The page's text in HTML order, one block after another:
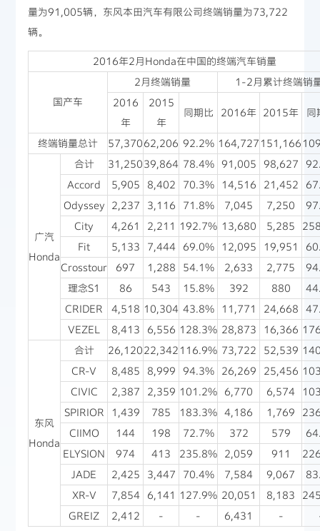
量为91,005辆，东风本田汽车有限公司终端销量为73,722
辆。
2016年2月Honda在中国的终端汽车销量
国产车
2月终端销量
1-2月累计终端销
2016
年
2015
年
同期比 2016年 2015年 同
终端销量总计 57,37062,206 92.2% 164,727 151,166
广汽
Honda
合计 31,25039,864 78.4% 91,005 98,627
Accord
5,905 8,402 70.3% 14,516 21,452
Odyssey
2,237 3,116 71.8% 7,045 7,250
City
4,261 2,211 192.7% 13,680 5,285
Fit
5,133 7,444 69.0% 12,095 19,951
Crosstour
697 1,288 54.1% 2,633 2,775
理念S1
86 543 15.8% 392 880
CRIDER
4,518 10,304 43.8% 11,771 24,668
VEZEL
8,413 6,556 128.3% 28,873 16,366
东风
Honda
合计 26,12022,342 116.9% 73,722 52,539
CR-V
8,485 8,999 94.3% 26,269 25,456
CIVIC
2,387 2,359 101.2% 6,770 6,574
SPIRIOR
1,439 785 183.3% 4,186 1,769
CIIMO
144 198 72.7% 372 579
ELYSION
974 413 235.8% 2,059 911
JADE
2,425 3,447 70.4% 7,584 9,067
XR-V
7,854 6,141 127.9% 20,051 8,183
GREIZ
2,412 - - 6,431 -